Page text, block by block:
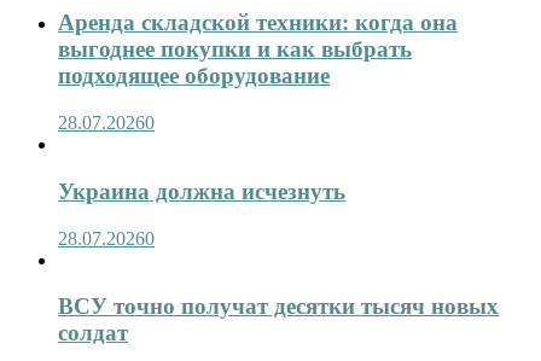
Аренда складской техники: когда она
выгоднее покупки и как выбрать
подходящее оборудование
28.07.20260
Украина должна исчезнуть
28.07.20260
ВСУ точно получат десятки тысяч новых
солдат